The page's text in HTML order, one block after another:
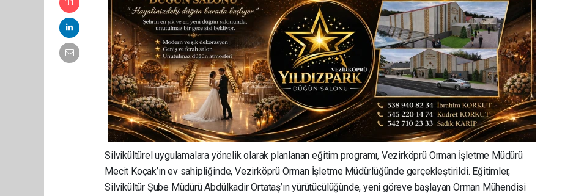
Silvikültürel uygulamalara yönelik olarak planlanan eğitim programı, Vezirköprü Orman İşletme Müdürü
Mecit Koçak’ın ev sahipliğinde, Vezirköprü Orman İşletme Müdürlüğünde gerçekleştirildi. Eğitimler,
Silvikültür Şube Müdürü Abdülkadir Ortataş’ın yürütücülüğünde, yeni göreve başlayan Orman Mühendisi